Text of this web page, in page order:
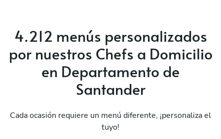
4.212 menús personalizados
por nuestros Chefs a Domicilio
en Departamento de
Santander
Cada ocasión requiere un menú diferente, ¡personaliza el
tuyo!